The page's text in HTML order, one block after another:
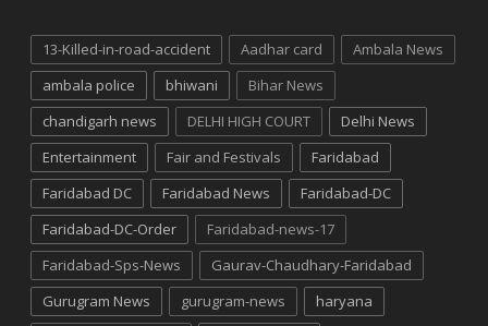
13-Killed-in-road-accident Aadhar card
Ambala News
ambala police
bhiwani
Bihar News
chandigarh news
DELHI HIGH COURT
Delhi News
Entertainment
Fair and Festivals
Faridabad
Faridabad DC
Faridabad News
Faridabad-DC
Faridabad-DC-Order
Faridabad-news-17
Faridabad-Sps-News
Gaurav-Chaudhary-Faridabad
Gurugram News
gurugram-news
haryana